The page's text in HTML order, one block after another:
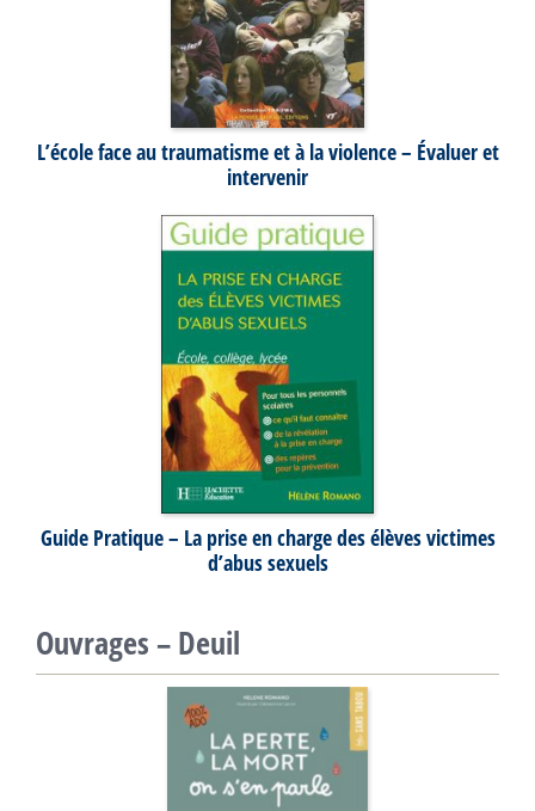
L’école face au traumatisme et à la violence – Évaluer et
intervenir
Guide Pratique – La prise en charge des élèves victimes
d’abus sexuels
Ouvrages – Deuil